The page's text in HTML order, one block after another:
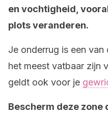
en vochtigheid,
plots veranderen.
Je onderrug is een van
het meest vatbaar zijn
geldt ook voor je
Bescherm deze zone